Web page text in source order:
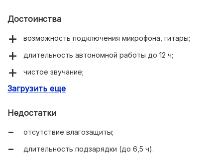
Достоинства
возможность подключения микрофона, гитары;
длительность автономной работы до 12 ч;
чистое звучание;
возможность установки на треногу.
Загрузить еще
Недостатки
отсутствие влагозащиты;
длительность подзарядки (до 6,5 ч).